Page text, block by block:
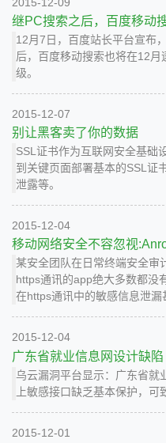
继PC搜索之后，百度移动
12月7日，百度站长平台宣布
后，百度移动搜索也将在12
级。
2015-12-07
别让黑客卖了你的数据
SSL证书作为互联网安全基础
到关键页面部署基本的SSL证
泄露等。
2015-12-04
移动网络安全不容忽视
某安全团队在日常终端安全审
https通讯的app绝大多数都没
在https通讯中的敏感信息泄漏
2015-12-04
广东省就业信息网设计缺
乌云漏洞平台显示：广东省就
上敏感接口缺乏基本保护，
2015-12-01